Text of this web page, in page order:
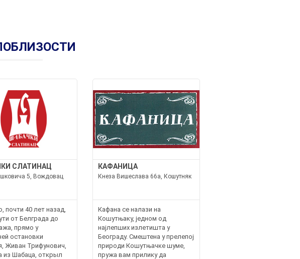
СЛАТИНАЦ
5, Вождовац
почти 40 лет назад,
от Белграда до
прямо у
остановки
Живан Трифунович,
из Шабаца, открыл
КАФАНИЦА
Кнеза Вишеслава 66а, Кошутняк
Кафана се налази на
Кошутњаку, једном од
најлепших излетишта у
Београду. Смештена у прелепој
природи Кошутњачке шуме,
пружа вам прилику да